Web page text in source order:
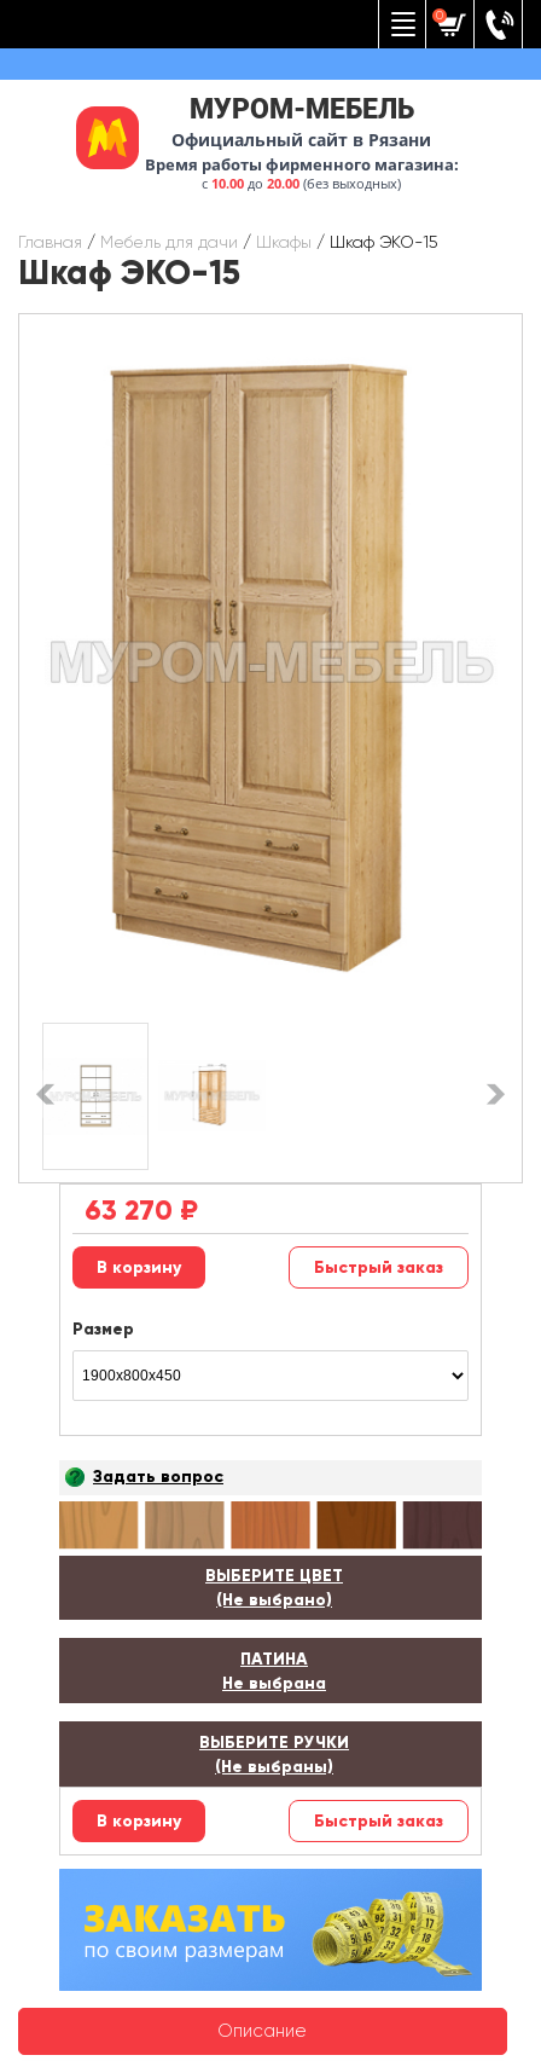
0
МУРОМ-МЕБЕЛЬ
Официальный сайт в Рязани
Время работы фирменного магазина:
с 10.00 до20.00 (без выходных)
Главная / Мебель для дачи / Шкафы / Шкаф ЭКО-15
Шкаф ЭКО-15
63 270 ₽
Быстрый заказ
Размер
Задать вопрос
ВЫБЕРИТЕ ЦВЕТ
(Не выбрано)
ПАТИНА
Не выбрана
ВЫБЕРИТЕ РУЧКИ
(Не выбраны)
Быстрый заказ
Описание